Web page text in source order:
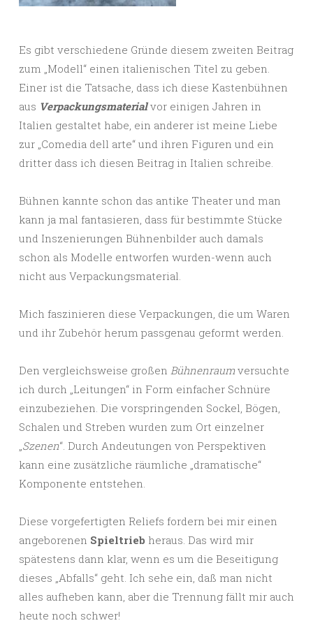
Es gibt verschiedene Gründe diesem zweiten Beitrag
zum „Modell“ einen italienischen Titel zu geben.
Einer ist die Tatsache, dass ich diese Kastenbühnen
aus Verpackungsmaterialvor einigen Jahren in
Italien gestaltet habe, ein anderer ist meine Liebe
zur „Comedia dell arte“ und ihren Figuren und ein
dritter dass ich diesen Beitrag in Italien schreibe.
Bühnen kannte schon das antike Theater und man
kann ja mal fantasieren, dass für bestimmte Stücke
und Inszenierungen Bühnenbilder auch damals
schon als Modelle entworfen wurden-wenn auch
nicht aus Verpackungsmaterial.
Mich faszinieren diese Verpackungen, die um Waren
und ihr Zubehör herum passgenau geformt werden.
Den vergleichsweise großen Bühnenraum versuchte
ich durch „Leitungen“ in Form einfacher Schnüre
einzubeziehen. Die vorspringenden Sockel, Bögen,
Schalen und Streben wurden zum Ort einzelner
„Szenen“. Durch Andeutungen von Perspektiven
kann eine zusätzliche räumliche „dramatische“
Komponente entstehen.
Diese vorgefertigten Reliefs fordern bei mir einen
angeborenen Spieltrieb heraus. Das wird mir
spätestens dann klar, wenn es um die Beseitigung
dieses „Abfalls“ geht. Ich sehe ein, daß man nicht
alles aufheben kann, aber die Trennung fällt mir auch
heute noch schwer!